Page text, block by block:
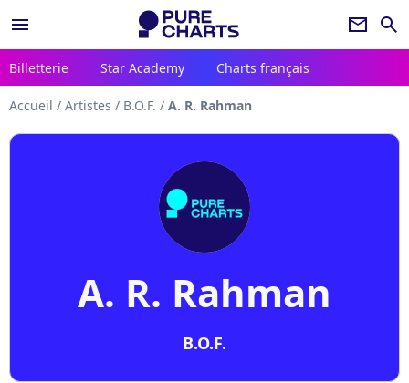
menu newsletter search
Billetterie Star Academy Charts français
Accueil / Artistes / B.O.F. / A. R. Rahman
A. R. Rahman
B.O.F.